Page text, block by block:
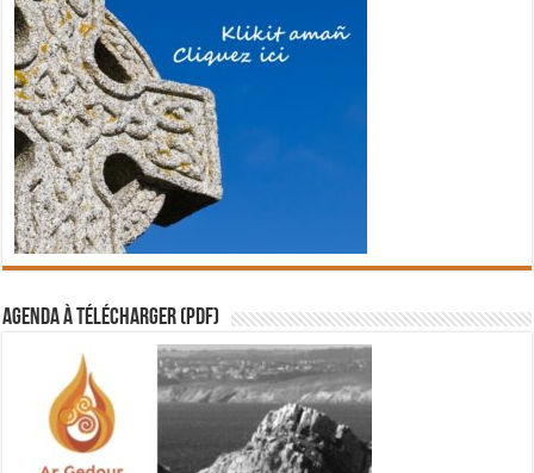
Agenda à télécharger (PDF)